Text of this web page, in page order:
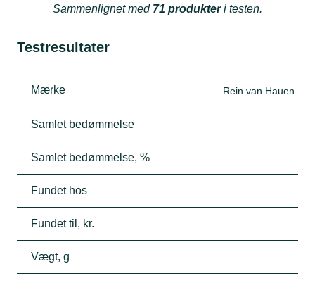
Sammenlignet med 71 produkteri testen.
Testresultater
Mærke Rein van Hauen
Samlet bedømmelse
Samlet bedømmelse, %
Fundet hos
Fundet til, kr.
Vægt, g